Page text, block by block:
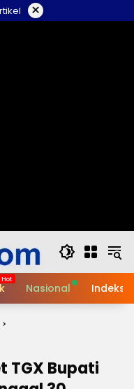
×
Nasional Indeks
TGX Bupati